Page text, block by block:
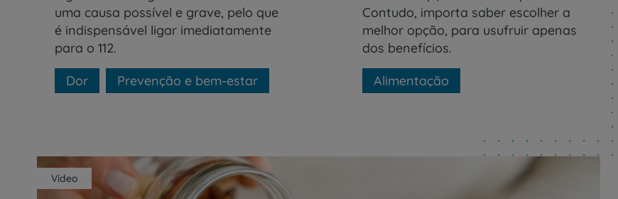
uma causa possível e grave, pelo que
é indispensável ligar imediatamente
para o 112.
Dor
Prevenção e bem-estar
Contudo, importa saber escolher a
melhor opção, para usufruir apenas
dos benefícios.
Alimentação
Vídeo